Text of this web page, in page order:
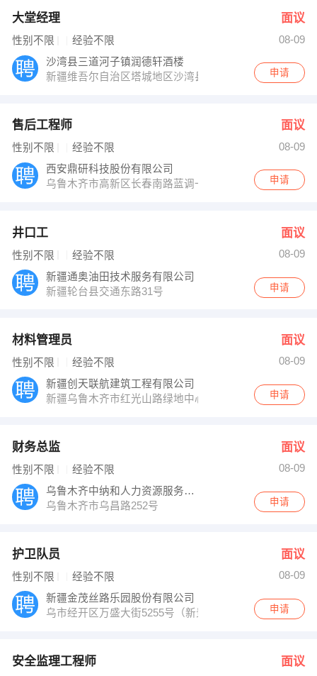
大堂经理 面议
性别不限 经验不限
08-09
沙湾县三道河子镇润德轩酒楼
新疆维吾尔自治区塔城地区沙湾县三道河子镇老沙湾路宝
申请
售后工程师 面议
性别不限 经验不限
08-09
西安鼎研科技股份有限公司
乌鲁木齐市高新区长春南路蓝调一品C区3号楼一单元6A
申请
井口工 面议
性别不限 经验不限
08-09
新疆通奥油田技术服务有限公司
新疆轮台县交通东路31号
申请
材料管理员 面议
性别不限 经验不限
08-09
新疆创天联航建筑工程有限公司
新疆乌鲁木齐市红光山路绿地中心蓝海大厦23A
申请
财务总监 面议
性别不限 经验不限
08-09
乌鲁木齐中纳和人力资源服务有限公司
乌鲁木齐市乌昌路252号
申请
护卫队员 面议
性别不限 经验不限
08-09
新疆金茂丝路乐园股份有限公司
乌市经开区万盛大街5255号（新景中心东侧）金茂集团
申请
安全监理工程师 面议